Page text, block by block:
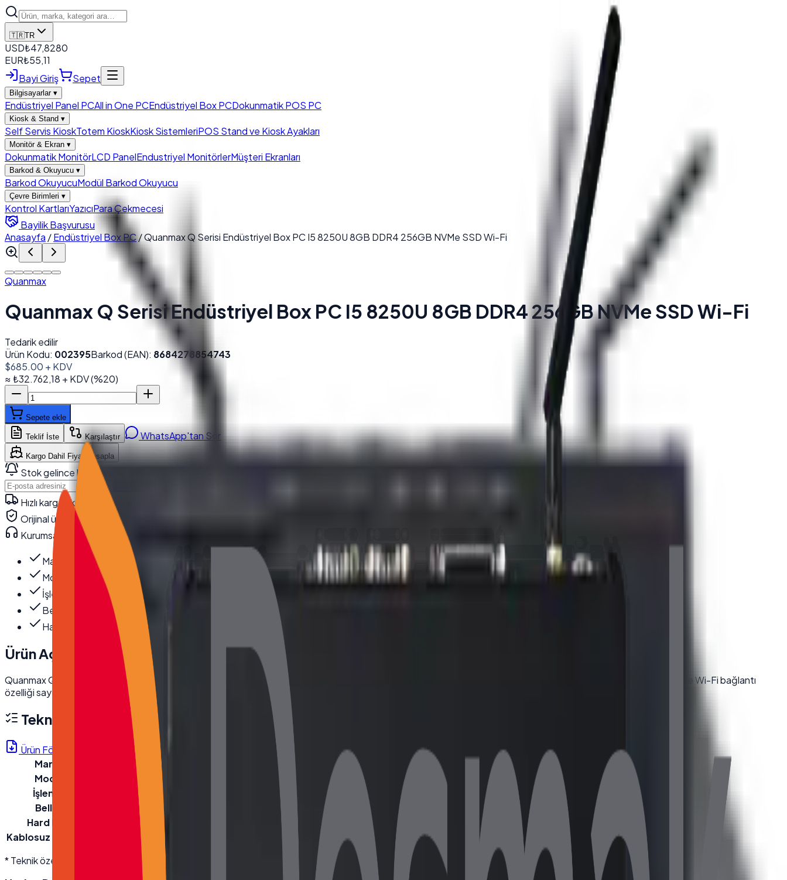
🇹🇷TR
USD₺47,8280
EUR₺55,11
Bayi Giriş
Sepet
Bilgisayarlar ▾
Endüstriyel Panel PCAll in One PCEndüstriyel Box PCDokunmatik POS PC
Kiosk & Stand ▾
Self Servis KioskTotem KioskKiosk SistemleriPOS Stand ve Kiosk Ayakları
Monitör & Ekran ▾
Dokunmatik MonitörLCD PanelEndustriyel MonitörlerMüşteri Ekranları
Barkod & Okuyucu ▾
Barkod OkuyucuModül Barkod Okuyucu
Çevre Birimleri ▾
Kontrol KartlarıYazıcıPara Çekmecesi
Bayilik Başvurusu
Anasayfa /Endüstriyel Box PC/Quanmax Q Serisi Endüstriyel Box PC I5 8250U 8GB DDR4 256GB NVMe SSD Wi-Fi
Quanmax
Quanmax Q Serisi Endüstriyel Box PC I5 8250U 8GB DDR4 256GB NVMe SSD Wi-Fi
Tedarik edilir
Ürün Kodu: 002395Barkod (EAN): 8684278854743
$685.00 + KDV
≈₺32.762,18 + KDV(%20)
Sepete ekle
Teklif İste Karşılaştır WhatsApp'tan Sor
Kargo Dahil Fiyat Hesapla
Stok gelince haber ver
Hızlı kargo · kurumsal teslimat
Orijinal ürün · garanti
Kurumsal teknik destek
· 0850 550 15 15
Marka
Quanmax
Model
Q Serisi
İşlemci
I5 8250U
Bellek
8GB DDR4
Hard Disk
256GB NVMe SSD
Ürün Açıklaması
Quanmax Q Serisi Endüstriyel Box PC, Intel i5-8250U işlemcisi, 8GB DDR4 RAM ve 256GB NVMe SSD ile zorlu endüstriyel ortamlar için idealdir. Dayanıklı yapısı ve Wi-Fi bağlantı
özelliği sayesinde kesintisiz performans sunar. Otomasyon ve gömülü sistem uygulamalarınız için güvenilir bir çözümdür.
Teknik Özellikler
Ürün Föyü (PDF)
Marka
Model
İşlemci
Intel® Core™ i5-8250U 6M Cache, up to 3.40 GHz
Bellek
Yageo 8GB DDR4 Ram
Hard Disk
256GB NVMe SSD
Kablosuz Bağlantı
Wi-Fi + Bluetooth (Dahili Modül)
* Teknik özellikler üretici kaynaklıdır; modele göre değişebilir. Detaylı bilgi için bize ulaşın.